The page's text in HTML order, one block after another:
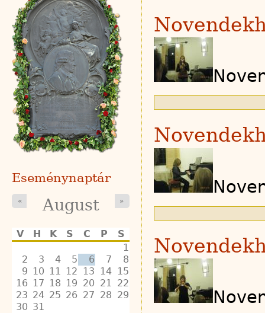
Eseménynaptár
« August »
V H K S C P
S
1
2
3 4 5 6 7
8
9 10 11 12 13 14 15
16 17 18 19 20 21
22
23 24 25 26 27 28 29
30 31